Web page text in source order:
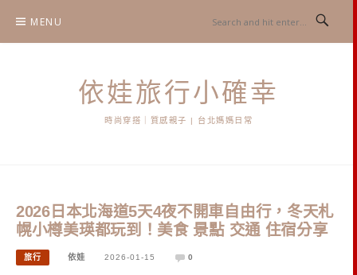
content
MENU
依娃旅行小確幸
時尚穿搭｜質感親子 | 台北媽媽日常
2026日本北海道5天4夜不開車自由行，冬天札
幌小樽美瑛都玩到！美食 景點 交通 住宿分享
旅行 依娃 2026-01-15 0